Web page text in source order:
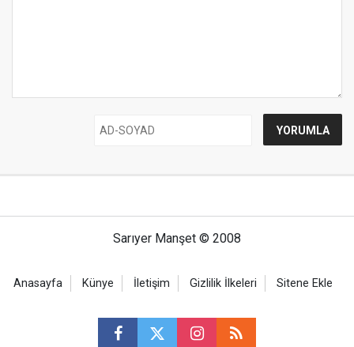
Sarıyer Manşet © 2008
Anasayfa Künye İletişim Gizlilik İlkeleri Sitene Ekle